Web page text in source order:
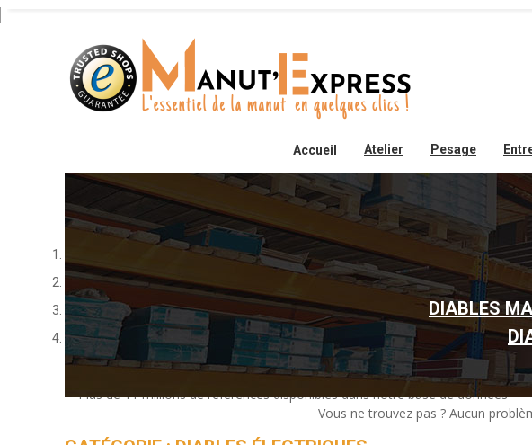
Accueil Atelier Pesage
Vous connaissez la
référence constructeur
de votre pièce ?
Rechercher par référence
?
Renseignez, cliquez, commandez !
Plus de 11 millions de références disponibles dans notre base de données
Vous ne trouvez pas ? Aucun
DIABLES